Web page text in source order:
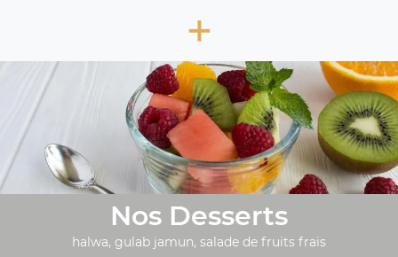
+
Nos Desserts
halwa, gulab jamun, salade de fruits frais